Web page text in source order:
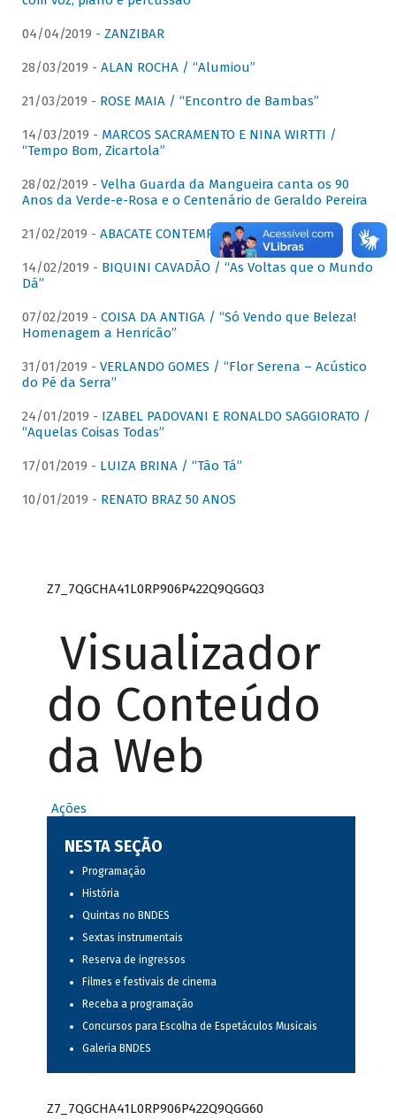
04/04/2019 - ZANZIBAR
28/03/2019 - ALAN ROCHA / “Alumiou”
21/03/2019 - ROSE MAIA / “Encontro de Bambas”
14/03/2019 - MARCOS SACRAMENTO E NINA WIRTTI /
“Tempo Bom, Zicartola”
28/02/2019 - Velha Guarda da Mangueira canta os 90
Anos da Verde-e-Rosa e o Centenário de Geraldo Pereira
21/02/2019 - ABACATE CONTEMPORÂNEO
14/02/2019 - BIQUINI CAVADÃO / “As Voltas que o Mundo
Dá”
07/02/2019 - COISA DA ANTIGA / “Só Vendo que Beleza!
Homenagem a Henricão”
31/01/2019 - VERLANDO GOMES / “Flor Serena – Acústico
do Pé da Serra”
24/01/2019 - IZABEL PADOVANI E RONALDO SAGGIORATO /
“Aquelas Coisas Todas”
17/01/2019 - LUIZA BRINA / “Tão Tá”
10/01/2019 - RENATO BRAZ 50 ANOS
Z7_7QGCHA41L0RP906P422Q9QGGQ3
Visualizador
do Conteúdo
da Web
Ações
NESTA SEÇÃO
Programação
História
Quintas no BNDES
Sextas instrumentais
Reserva de ingressos
Filmes e festivais de cinema
Receba a programação
Concursos para Escolha de Espetáculos Musicais
Galeria BNDES
Z7_7QGCHA41L0RP906P422Q9QGG60